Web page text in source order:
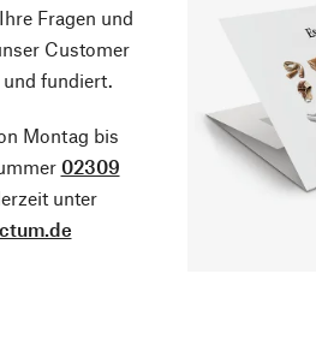
Fragen und
Customer
fundiert.
Montag bis
02309
unter